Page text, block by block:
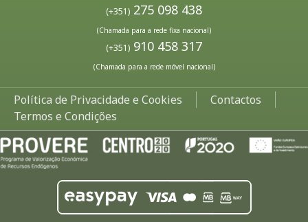
(+351) 275 098 438
(Chamada para a rede fixa nacional)
(+351) 910 458 317
(Chamada para a rede móvel nacional)
Política de Privacidade e Cookies
Contactos
Termos e Condições